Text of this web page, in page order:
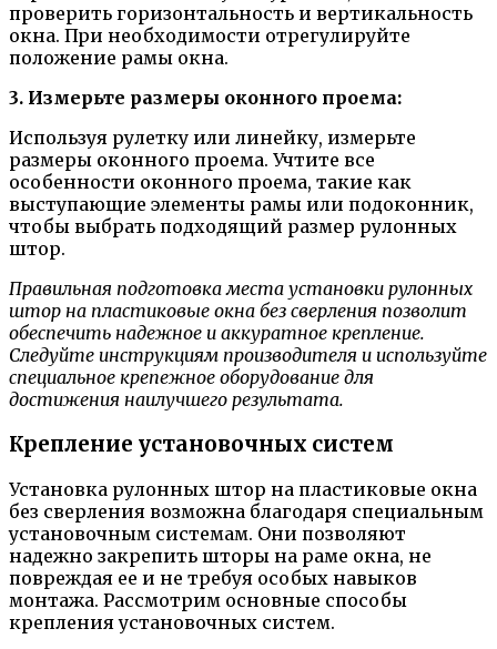
проверить горизонтальность и вертикальность
окна. При необходимости отрегулируйте
положение рамы окна.
3. Измерьте размеры оконного проема:
Используя рулетку или линейку, измерьте
размеры оконного проема. Учтите все
особенности оконного проема, такие как
выступающие элементы рамы или подоконник,
чтобы выбрать подходящий размер рулонных
штор.
Правильная подготовка места установки рулонных
штор на пластиковые окна без сверления позволит
обеспечить надежное и аккуратное крепление.
Следуйте инструкциям производителя и используйте
специальное крепежное оборудование для
достижения наилучшего результата.
Крепление установочных систем
Установка рулонных штор на пластиковые окна
без сверления возможна благодаря специальным
установочным системам. Они позволяют
надежно закрепить шторы на раме окна, не
повреждая ее и не требуя особых навыков
монтажа. Рассмотрим основные способы
крепления установочных систем.